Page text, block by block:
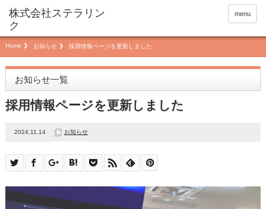
menu
Home お知らせ 採用情報ページを更新しました
お知らせ一覧
採用情報ページを更新しました
2024.11.14 お知らせ